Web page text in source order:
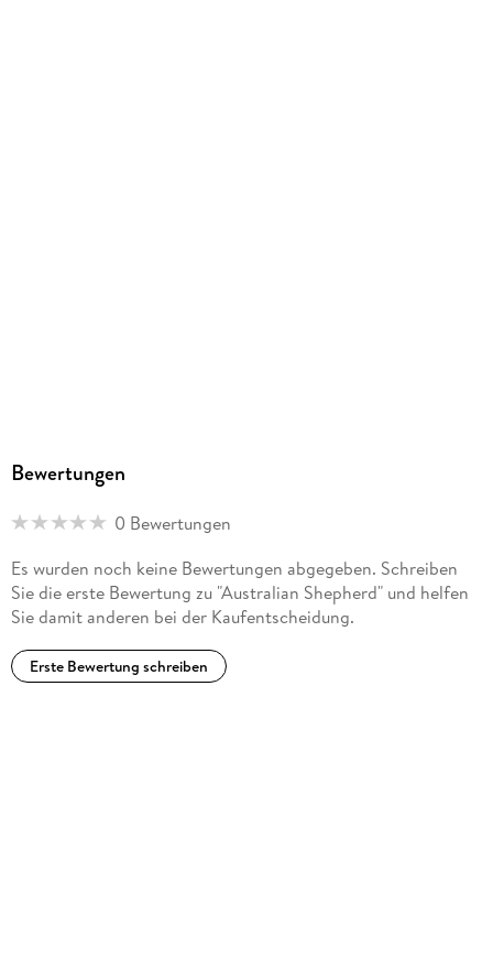
Bewertungen
0 Bewertungen
Es wurden noch keine Bewertungen abgegeben. Schreiben
Sie die erste Bewertung zu "Australian Shepherd" und helfen
Sie damit anderen bei der Kaufentscheidung.
Erste Bewertung schreiben